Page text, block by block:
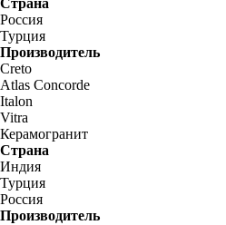
Страна
Россия
Турция
Производитель
Creto
Atlas Concorde
Italon
Vitra
Керамогранит
Страна
Индия
Турция
Россия
Производитель